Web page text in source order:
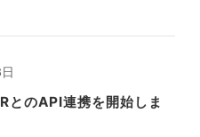
とのAPI連携を開始しま